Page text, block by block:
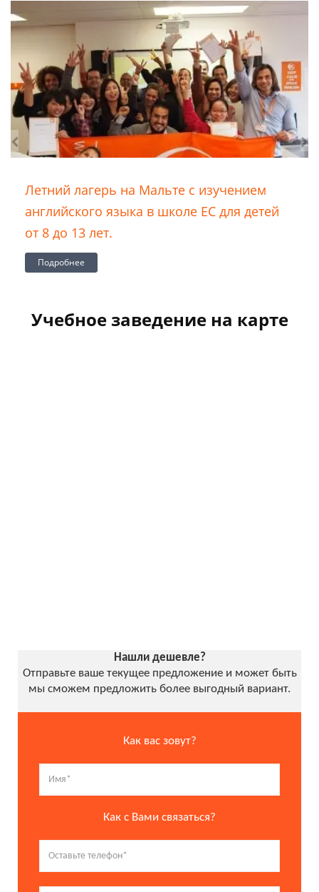
Летний лагерь на Мальте с изучением
английского языка в школе ЕС для детей
от 8 до 13 лет.
Подробнее
Учебное заведение на карте
Нашли дешевле?
Отправьте ваше текущее предложение и может быть
мы сможем предложить более выгодный вариант.
Как вас зовут?
Как с Вами связаться?